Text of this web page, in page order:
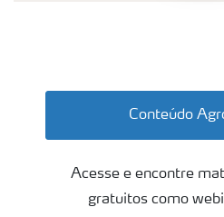
Conteúdo
Acesse e encontre
gratuitos como